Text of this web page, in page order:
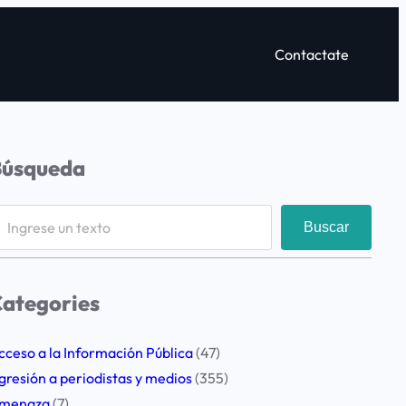
Contactate
Buscar
a la Información Pública(47)
a periodistas y medios(355)